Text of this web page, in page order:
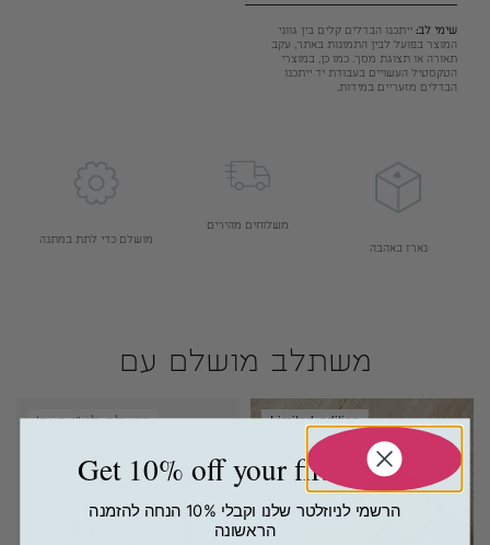
שימי לב: ייתכנו הבדלים קלים בין גווני
המוצר בפועל לבין התמונות באתר, עקב
תאורה או תצוגת מסך. כמו כן, במוצרי
הטקסטיל העשויים בעבודת יד ייתכנו
הבדלים מזעריים במידות.
נארז באהבה
משלוחים מהירים
מושלם כדי לתת במתנה
Limited edition מושלם לט״ו באב!
Get 10% off your first order
הרשמי לניוזלטר שלנו וקבלי 10% הנחה להזמנה
הראשונה